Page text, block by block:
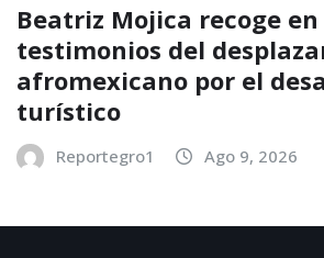
Beatriz Mojica recoge en
testimonios del
afromexicano por el
turístico
Reportegro1 Ago 9, 2026